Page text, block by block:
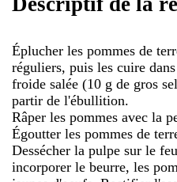
Éplucher les pommes de
réguliers, puis les cuire
froide salée (10 g de gros
partir de l'ébullition.
Râper les pommes avec la
Égoutter les pommes de
Dessécher la pulpe sur le
incorporer le beurre, les